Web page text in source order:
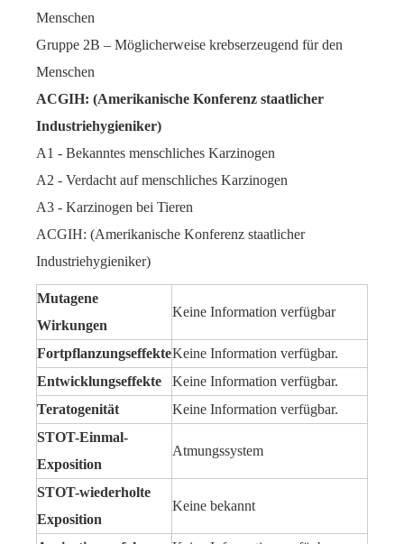
Menschen
Gruppe 2B – Möglicherweise krebserzeugend für den
Menschen
ACGIH: (Amerikanische Konferenz staatlicher
Industriehygieniker)
A1 - Bekanntes menschliches Karzinogen
A2 - Verdacht auf menschliches Karzinogen
A3 - Karzinogen bei Tieren
ACGIH: (Amerikanische Konferenz staatlicher
Industriehygieniker)
Mutagene
Wirkungen
Keine Information verfügbar
FortpflanzungseffekteKeine Information verfügbar.
Entwicklungseffekte
Keine Information verfügbar.
Teratogenität
Keine Information verfügbar.
STOT-Einmal-
Exposition
Atmungssystem
STOT-wiederholte
Exposition
Keine bekannt